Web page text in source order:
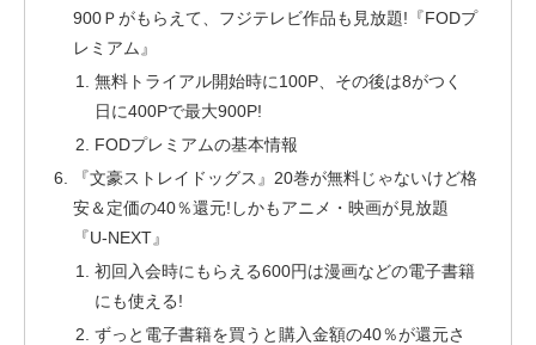
900Ｐがもらえて、フジテレビ作品も見放題!『FODプ
レミアム』
無料トライアル開始時に100P、その後は8がつく
日に400Pで最大900P!
FODプレミアムの基本情報
『文豪ストレイドッグス』20巻が無料じゃないけど格
安＆定価の40％還元!しかもアニメ・映画が見放題
『U-NEXT』
初回入会時にもらえる600円は漫画などの電子書籍
にも使える!
ずっと電子書籍を買うと購入金額の40％が還元さ